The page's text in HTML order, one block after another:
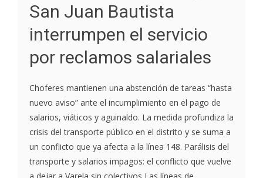
San Juan Bautista
interrumpen el servicio
por reclamos salariales
Choferes mantienen una abstención de tareas “hasta
nuevo aviso” ante el incumplimiento en el pago de
salarios, viáticos y aguinaldo. La medida profundiza la
crisis del transporte público en el distrito y se suma a
un conflicto que ya afecta a la línea 148. Parálisis del
transporte y salarios impagos: el conflicto que vuelve